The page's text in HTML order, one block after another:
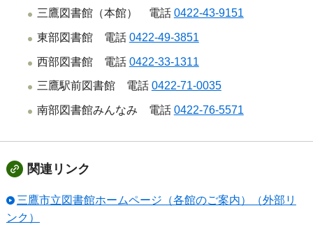
三鷹図書館（本館） 電話 0422-43-9151
東部図書館 電話 0422-49-3851
西部図書館 電話 0422-33-1311
三鷹駅前図書館 電話 0422-71-0035
南部図書館みんなみ 電話 0422-76-5571
関連リンク
三鷹市立図書館ホームページ（各館のご案内）（外部リ
ンク）